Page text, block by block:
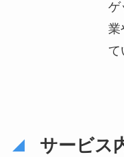
ゲ
業
て
サービス